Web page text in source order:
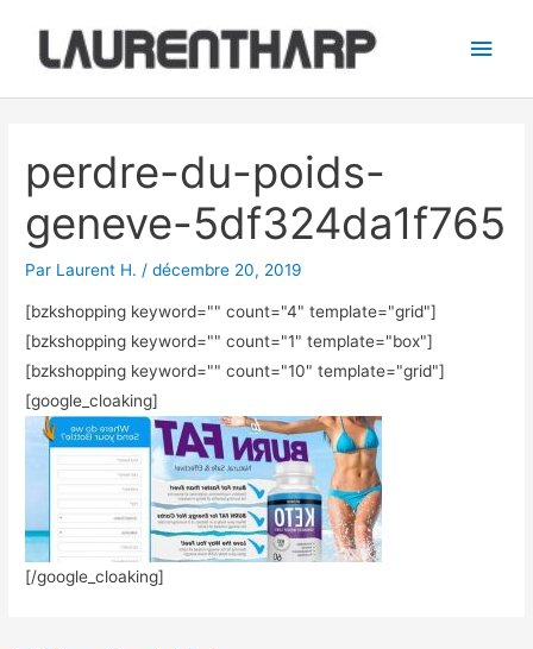
contenu
perdre-du-poids-
geneve-5df324da1f765
Par Laurent H. /décembre 20, 2019
[bzkshopping keyword="" count="4" template="grid"]
[bzkshopping keyword="" count="1" template="box"]
[bzkshopping keyword="" count="10" template="grid"]
[google_cloaking]
[/google_cloaking]
articles